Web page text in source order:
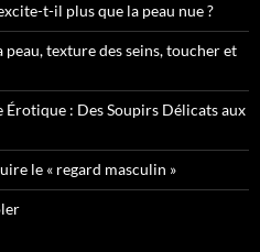
t-il plus que la peau nue ?
texture des seins, toucher et
Érotique : Des Soupirs Délicats aux
le « regard masculin »